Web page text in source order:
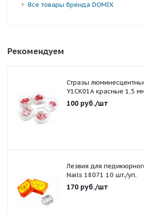
Все товары бренда DOMIX
Рекомендуем
Стразы
Y1CK01A красные 1,5
100 руб./шт
Лезвия для
Nails 18071 10 шт./уп.
170 руб./шт